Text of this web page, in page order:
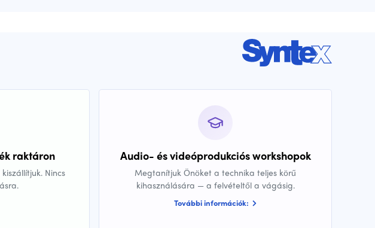
raktáron
Nincs
Audio- és videóprodukciós workshopok
Megtanítjuk Önöket a technika teljes körű
kihasználására — a felvételtől a vágásig.
További információk: